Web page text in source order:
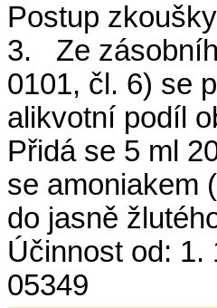
Postup zkoušky
3. Ze
0101, čl. 6) se
alikvotní podíl
Přidá se 5 ml
se amoniakem
do jasně
Účinnost od: 1.
05349